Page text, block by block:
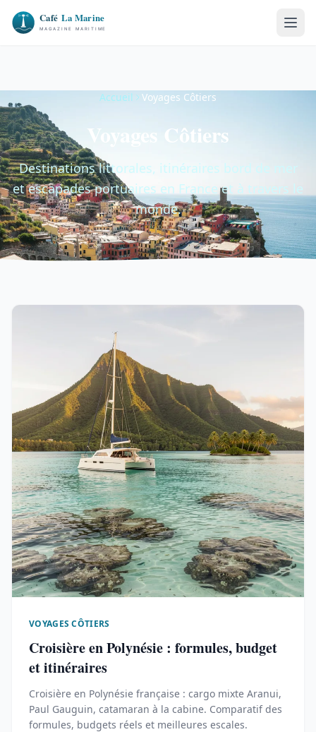
Accueil Voyages Côtiers
Voyages Côtiers
Destinations littorales, itinéraires bord de mer
et escapades portuaires en France et à travers le
monde.
VOYAGES CÔTIERS
Croisière en Polynésie : formules, budget
et itinéraires
Croisière en Polynésie française : cargo mixte Aranui,
Paul Gauguin, catamaran à la cabine. Comparatif des
formules, budgets réels et meilleures escales.